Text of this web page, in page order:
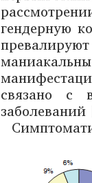
гендерную
связано с